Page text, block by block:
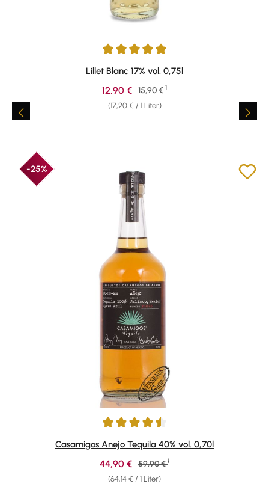
Durchschnittliche Bewertung von 5 von 5 Sternen
Lillet Blanc 17% vol. 0,75l
(17,20 € / 1 Liter)
Verkaufspreis:
12,90 € Regulärer Preis:
15,90 € 1
-25%
Durchschnittliche Bewertung von 4.53 von 5 Sternen
Casamigos Anejo Tequila 40% vol. 0,70l
(64,14 € / 1 Liter)
Verkaufspreis:
44,90 € Regulärer Preis:
59,90 € 1